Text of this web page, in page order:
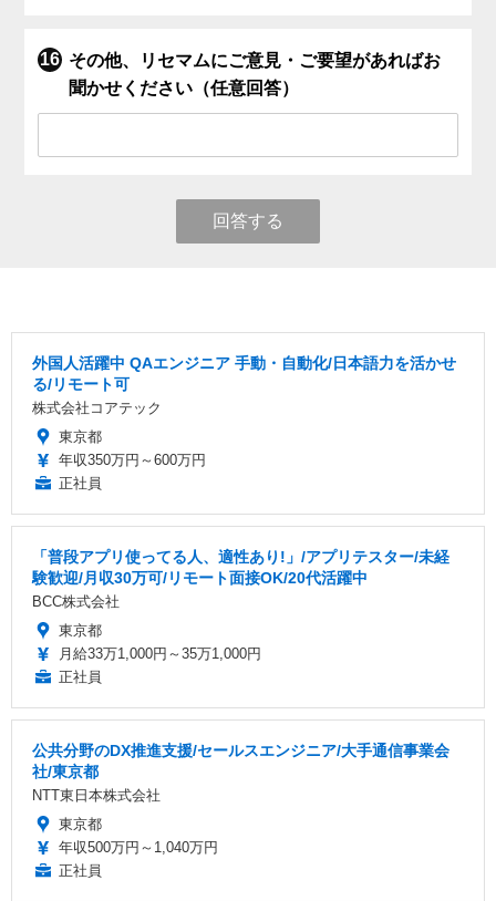
その他、リセマムにご意見・ご要望があればお
聞かせください（任意回答）
回答する
外国人活躍中 QAエンジニア 手動・自動化/日本語力を活かせ
る/リモート可
株式会社コアテック
東京都
年収350万円～600万円
正社員
「普段アプリ使ってる人、適性あり!」/アプリテスター/未経
験歓迎/月収30万可/リモート面接OK/20代活躍中
BCC株式会社
東京都
月給33万1,000円～35万1,000円
正社員
公共分野のDX推進支援/セールスエンジニア/大手通信事業会
社/東京都
NTT東日本株式会社
東京都
年収500万円～1,040万円
正社員